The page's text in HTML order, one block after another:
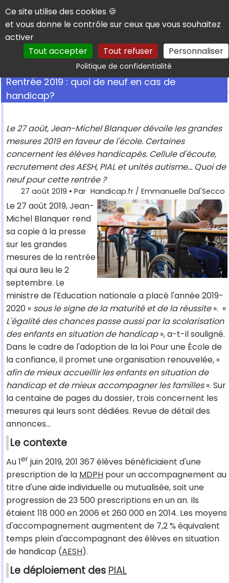
Panneau de gestion des cookies
Ce site utilise des cookies 🍪
et vous donne le contrôle sur ceux que vous souhaitez
activer
Tout accepter
Tout refuser Personnaliser
Politique de confidentialitéRechercher
Rentrée 2019 : quoi de neuf en cas de
handicap?
Le 27 août, Jean-Michel Blanquer dévoile les grandes
mesures 2019 en faveur de l'école. Certaines
concernent les élèves handicapés. Cellule d'écoute,
recrutement des AESH, PIAL et unités autisme... Quoi de
neuf pour cette rentrée ?
27 août 2019 • Par Handicap.fr / Emmanuelle Dal'Secco
Le 27 août 2019, Jean-
Michel Blanquer rend
sa copie à la presse
sur les grandes
mesures de la rentrée
qui aura lieu le 2
septembre. Le
ministre de l'Education nationale a placé l'année 2019-
2020 « sous le signe de la maturité et de la réussite». «
L'égalité des chances passe aussi par la scolarisation
des enfants en situation de handicap», a-t-il souligné.
Dans le cadre de l'adoption de la loi Pour une École de
la confiance, il promet une organisation renouvelée, «
afin de mieux accueillir les enfants en situation de
handicap et de mieux accompagner les familles». Sur
la centaine de pages du dossier, trois concernent les
mesures qui leurs sont dédiées. Revue de détail des
annonces…
Le contexte
Au 1er juin 2019, 201 367 élèves bénéficiaient d'une
prescription de la MDPH pour un accompagnement au
titre d'une aide individuelle ou mutualisée, soit une
progression de 23 500 prescriptions en un an. Ils
étaient 118 000 en 2006 et 260 000 en 2014. Les moyens
d'accompagnement augmentent de 7,2 % équivalent
temps plein d'accompagnant des élèves en situation
de handicap (AESH).
Le déploiement des PIAL